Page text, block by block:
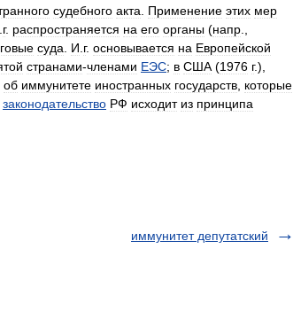
судебного акта Применение этих мер
г. распространяется на его органы (напр
суда И г. основывается на Европейской
странами-членами ЕЭС; в США (1976 г.),
об иммунитете иностранных государств которые
законодательство РФ исходит из принципа
иммунитет депутатский